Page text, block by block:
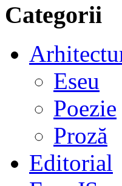
Categorii
Eseu
Poezie
Proză
Editorial